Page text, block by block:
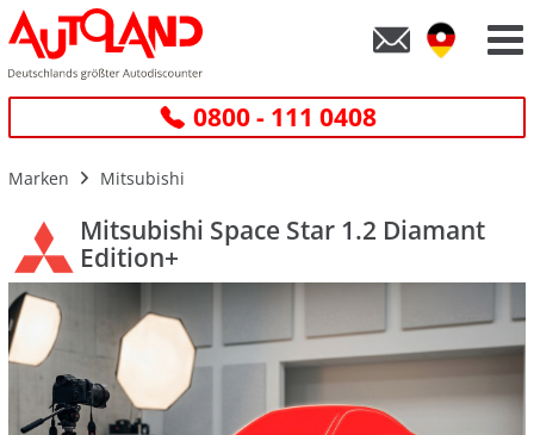
0800 - 111 0408
Marken Mitsubishi
Mitsubishi Space Star 1.2 Diamant
Edition+